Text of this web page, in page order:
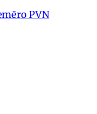
PVN